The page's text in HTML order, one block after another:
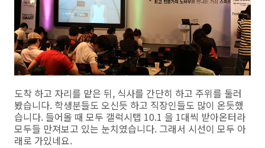
도착 하고 자리를 맡은 뒤, 식사를 간단히 하고 주위를 둘러
봤습니다. 학생분들도 오신듯 하고 직장인들도 많이 온듯했
습니다. 들어올 때 모두 갤럭시탭 10.1 을 1대씩 받아온터라
모두들 만져보고 있는 눈치였습니다. 그래서 시선이 모두 아
래로 가있네요.